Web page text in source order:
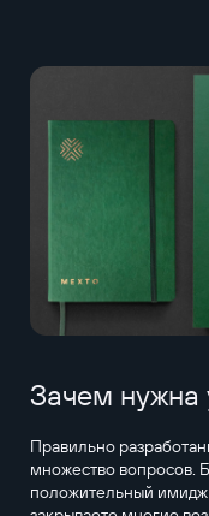
Зачем нужна
Правильно
множество вопросов.
положительный